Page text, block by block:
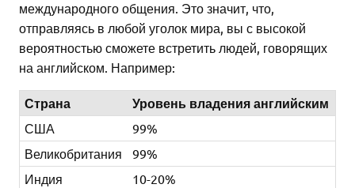
международного общения. Это значит, что,
отправляясь в любой уголок мира, вы с высокой
вероятностью сможете встретить людей, говорящих
на английском. Например:
Страна Уровень владения английским
США
99%
Великобритания
99%
Индия
10-20%